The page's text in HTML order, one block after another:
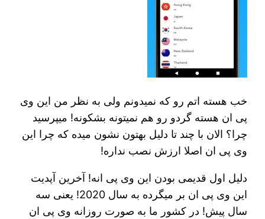
خب هسته اتم رو که نمیدونم ولی به نظر من این وی
پی ان هسته گردو رو هم نمیتونه بشکونه! میپرسید
چرا؟ الان با چند تا دلیل بهتون نشون میده که چرا این
وی پی ان اصلا ارزش نصب نداره!
دلیل اول قدیمی بودن این وی پی انه! آخرین آپدیت
این وی پی ان بر میگرده به سال 2020! یعنی سه
سال پیش! در کشور ما به صورت روزانه وی پی ان